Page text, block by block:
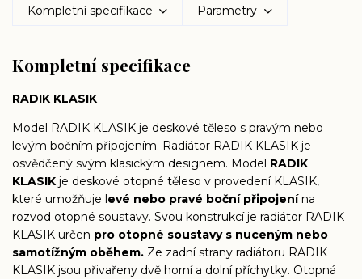
Kompletní specifikace Parametry
Kompletní specifikace
RADIK KLASIK
Model RADIK KLASIK je deskové těleso s pravým nebo
levým bočním připojením. Radiátor RADIK KLASIK je
osvědčený svým klasickým designem. Model RADIK
KLASIK je deskové otopné těleso v provedení KLASIK,
které umožňuje levé nebo pravé boční připojenína
rozvod otopné soustavy. Svou konstrukcí je radiátor RADIK
KLASIK určen pro otopné soustavy s nuceným nebo
samotížným oběhem. Ze zadní strany radiátoru RADIK
KLASIK jsou přivařeny dvě horní a dolní příchytky. Otopná